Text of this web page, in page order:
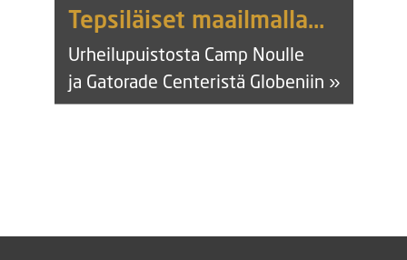
Tepsiläiset maailmalla…
Urheilupuistosta Camp Noulle
ja Gatorade Centeristä Globeniin »